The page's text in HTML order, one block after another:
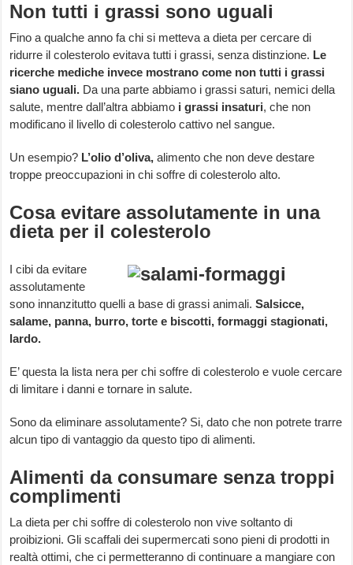
Non tutti i grassi sono uguali
Fino a qualche anno fa chi si metteva a dieta per cercare di
ridurre il colesterolo evitava tutti i grassi, senza distinzione. Le
ricerche mediche invece mostrano come non tutti i grassi
siano uguali. Da una parte abbiamo i grassi saturi, nemici della
salute, mentre dall’altra abbiamo i grassi insaturi, che non
modificano il livello di colesterolo cattivo nel sangue.
Un esempio? L’olio d’oliva,alimento che non deve destare
troppe preoccupazioni in chi soffre di colesterolo alto.
Cosa evitare assolutamente in una
dieta per il colesterolo
I cibi da evitare
assolutamente
sono innanzitutto quelli a base di grassi animali.Salsicce,
salame, panna, burro, torte e biscotti, formaggi stagionati,
lardo.
E’ questa la lista nera per chi soffre di colesterolo e vuole cercare
di limitare i danni e tornare in salute.
Sono da eliminare assolutamente? Si, dato che non potrete trarre
alcun tipo di vantaggio da questo tipo di alimenti.
Alimenti da consumare senza troppi
complimenti
La dieta per chi soffre di colesterolo non vive soltanto di
proibizioni. Gli scaffali dei supermercati sono pieni di prodotti in
realtà ottimi, che ci permetteranno di continuare a mangiare con